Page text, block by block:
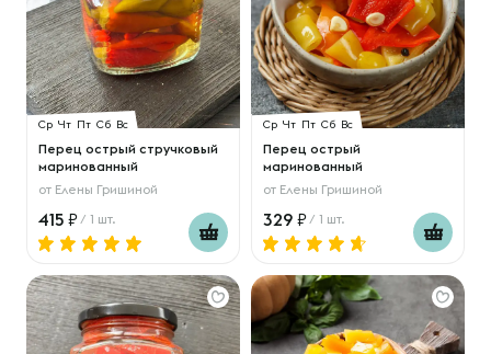
Ср Чт Пт Сб Вс
Перец острый стручковый
маринованный
от Елены Гришиной
415 / 1 шт.
Ср Чт Пт Сб Вс
Перец острый
маринованный
от Елены Гришиной
329 / 1 шт.